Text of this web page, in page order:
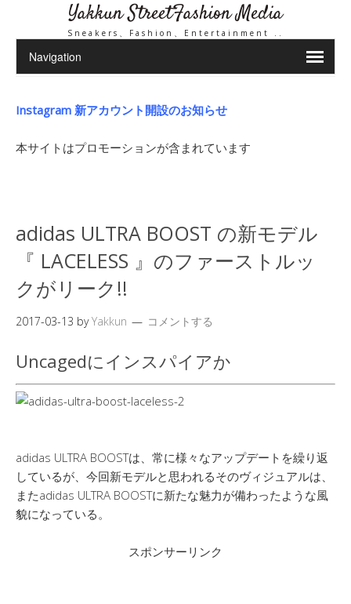
Yakkun StreetFashion Media
Sneakers、Fashion、Entertainment ..
Instagram 新アカウント開設のお知らせ
本サイトはプロモーションが含まれています
adidas ULTRA BOOST の新モデル
『 LACELESS 』のファーストルッ
クがリーク!!
2017-03-13 byYakkun コメントする
Uncagedにインスパイアか
adidas ULTRA BOOSTは、常に様々なアップデートを繰り返
しているが、今回新モデルと思われるそのヴィジュアルは、
またadidas ULTRA BOOSTに新たな魅力が備わったような風
貌になっている。
スポンサーリンク